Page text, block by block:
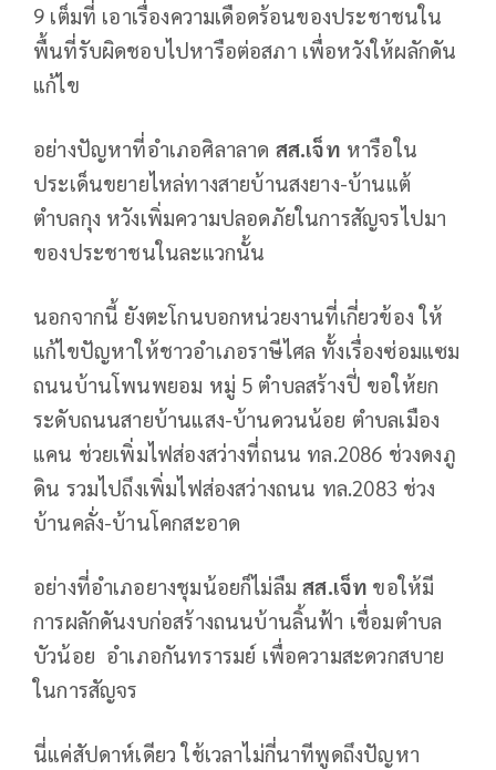
9 เต็มที่ เอาเรื่องความเดือดร้อนของประชาชนใน
พื้นที่รับผิดชอบไปหารือต่อสภา เพื่อหวังให้ผลักดัน
แก้ไข
อย่างปัญหาที่อำเภอศิลาลาด สส.เจ็ท หารือใน
ประเด็นขยายไหล่ทางสายบ้านสงยาง-บ้านแต้
ตำบลกุง หวังเพิ่มความปลอดภัยในการสัญจรไปมา
ของประชาชนในละแวกนั้น
นอกจากนี้ ยังตะโกนบอกหน่วยงานที่เกี่ยวข้อง ให้
แก้ไขปัญหาให้ชาวอำเภอราษีไศล ทั้งเรื่องซ่อมแซม
ถนนบ้านโพนพยอม หมู่ 5 ตำบลสร้างปี่ ขอให้ยก
ระดับถนนสายบ้านแสง-บ้านดวนน้อย ตำบลเมือง
แคน ช่วยเพิ่มไฟส่องสว่างที่ถนน ทล.2086 ช่วงดงภู
ดิน รวมไปถึงเพิ่มไฟส่องสว่างถนน ทล.2083 ช่วง
บ้านคลั่ง-บ้านโคกสะอาด
อย่างที่อำเภอยางชุมน้อยก็ไม่ลืมสส.เจ็ท ขอให้มี
การผลักดันงบก่อสร้างถนนบ้านลิ้นฟ้า เชื่อมตำบล
บัวน้อย อำเภอกันทรารมย์ เพื่อความสะดวกสบาย
ในการสัญจร
นี่แค่สัปดาห์เดียว ใช้เวลาไม่กี่นาทีพูดถึงปัญหา